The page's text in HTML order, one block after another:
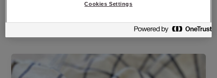
Cookies Settings